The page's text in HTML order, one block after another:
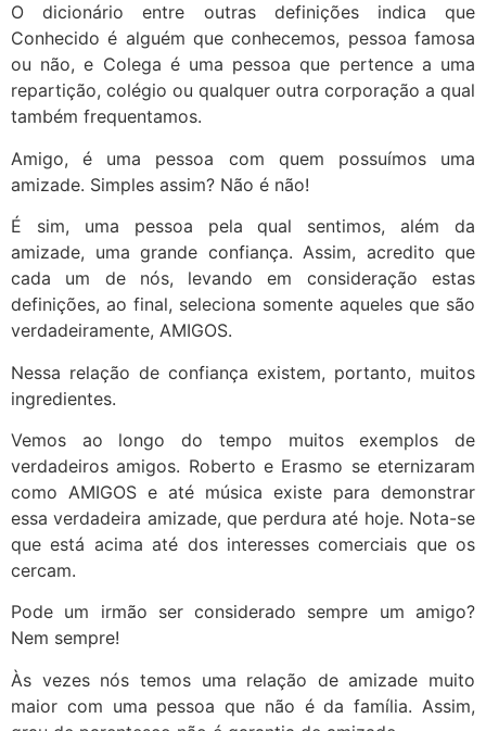
O dicionário entre outras definições indica que
Conhecido é alguém que conhecemos, pessoa famosa
ou não, e Colega é uma pessoa que pertence a uma
repartição, colégio ou qualquer outra corporação a qual
também frequentamos.
Amigo, é uma pessoa com quem possuímos uma
amizade. Simples assim? Não é não!
É sim, uma pessoa pela qual sentimos, além da
amizade, uma grande confiança. Assim, acredito que
cada um de nós, levando em consideração estas
definições, ao final, seleciona somente aqueles que são
verdadeiramente, AMIGOS.
Nessa relação de confiança existem, portanto, muitos
ingredientes.
Vemos ao longo do tempo muitos exemplos de
verdadeiros amigos. Roberto e Erasmo se eternizaram
como AMIGOS e até música existe para demonstrar
essa verdadeira amizade, que perdura até hoje. Nota-se
que está acima até dos interesses comerciais que os
cercam.
Pode um irmão ser considerado sempre um amigo?
Nem sempre!
Às vezes nós temos uma relação de amizade muito
maior com uma pessoa que não é da família. Assim,